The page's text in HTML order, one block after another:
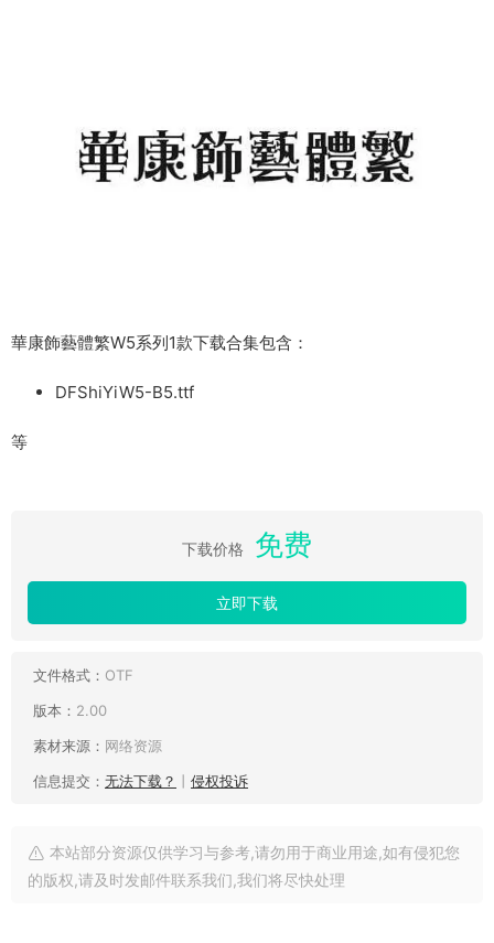
華康飾藝體繁W5系列1款下载合集包含：
DFShiYiW5-B5.ttf
等
下载价格 免费
立即下载
文件格式： OTF
版本： 2.00
素材来源： 网络资源
信息提交： 无法下载？ 侵权投诉
本站部分资源仅供学习与参考,请勿用于商业用途,如有侵犯您
的版权,请及时发邮件联系我们,我们将尽快处理